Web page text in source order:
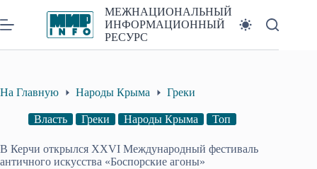
к
сути
МЕЖНАЦИОНАЛЬНЫЙ
ИНФОРМАЦИОННЫЙ
РЕСУРС
На Главную Народы Крыма Греки
Власть Греки Народы Крыма Топ
В Керчи открылся XXVI Международный фестиваль
античного искусства «Боспорские агоны»